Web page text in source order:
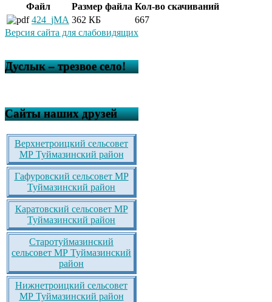
Файл Размер файла Кол-во скачиваний
424_jMA 362 КБ
667
Версия сайта для слабовидящих
Дуслык – трезвое село!
Сайты наших друзей
Верхнетроицкий сельсовет
МР Туймазинский район
Гафуровский сельсовет МР
Туймазинский район
Каратовский сельсовет МР
Туймазинский район
Старотуймазинский
сельсовет МР Туймазинский
район
Нижнетроицкий сельсовет
МР Туймазинский район